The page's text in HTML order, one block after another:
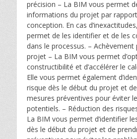
précision – La BIM vous permet
informations du projet par
conception. En cas
permet de les identifier et de les
dans le processus. – Achèvement
projet – La BIM vous permet
constructibilité et d’accélérer le
Elle vous permet également
risque dès le début du projet et
mesures préventives pour éviter
potentiels. – Réduction des
La BIM vous permet d’identifier
dès le début du projet et de